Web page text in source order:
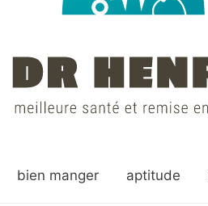
bien manger aptitude